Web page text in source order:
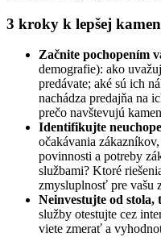
3 kroky k lepšej
Začnite pochopením
demografie): ako
predávate; aké sú ich
nachádza predajňa na
prečo navštevujú
Identifikujte
očakávania
povinnosti a potreby
službami? Ktoré
zmysluplnosť pre vašu
Neinvestujte od stola,
služby otestujte cez
viete zmerať a